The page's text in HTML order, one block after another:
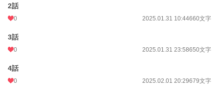
初回公開日時
累計ポイント
2話
0 2025.01.31 10:44660文字
3話
0 2025.01.31 23:58650文字
4話
0 2025.02.01 20:29679文字